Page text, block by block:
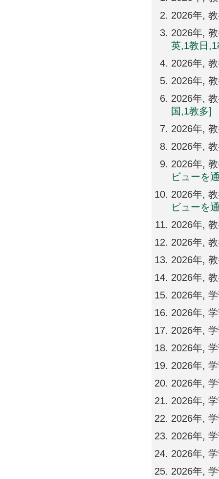
2026年,
2026年,
英,1教日
2026年,
2026年,
2026年,
国,1教多]
2026年,
2026年,
2026年,
ビューを
2026年,
ビューを
2026年,
2026年,
2026年,
2026年,
2026年,
2026年,
2026年,
2026年,
2026年,
2026年,
2026年,
2026年,
2026年,
2026年,
2026年,